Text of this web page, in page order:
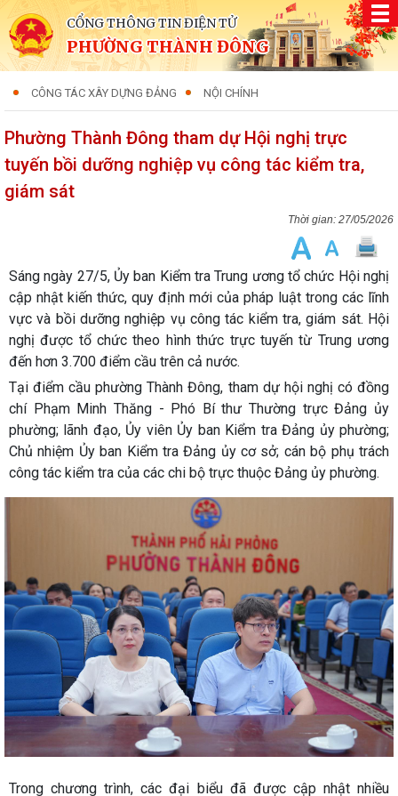
CỔNG THÔNG TIN ĐIỆN TỬ
PHƯỜNG THÀNH ĐÔNG
CÔNG TÁC XÂY DỰNG ĐẢNG NỘI CHÍNH
Phường Thành Đông tham dự Hội nghị trực
tuyến bồi dưỡng nghiệp vụ công tác kiểm tra,
giám sát
27/05/2026
Sáng ngày 27/5, Ủy ban Kiểm tra Trung ương tổ chức Hội nghị
cập nhật kiến thức, quy định mới của pháp luật trong các lĩnh
vực và bồi dưỡng nghiệp vụ công tác kiểm tra, giám sát. Hội
nghị được tổ chức theo hình thức trực tuyến từ Trung ương
đến hơn 3.700 điểm cầu trên cả nước.
Tại điểm cầu phường Thành Đông, tham dự hội nghị có đồng
chí Phạm Minh Thăng - Phó Bí thư Thường trực Đảng ủy
phường; lãnh đạo, Ủy viên Ủy ban Kiểm tra Đảng ủy phường;
Chủ nhiệm Ủy ban Kiểm tra Đảng ủy cơ sở; cán bộ phụ trách
công tác kiểm tra của các chi bộ trực thuộc Đảng ủy phường.
Trong chương trình, các đại biểu đã được cập nhật nhiều